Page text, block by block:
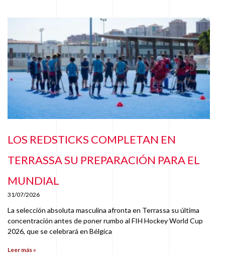
LOS REDSTICKS COMPLETAN EN
TERRASSA SU PREPARACIÓN PARA EL
MUNDIAL
31/07/2026
La selección absoluta masculina afronta en Terrassa su última
concentración antes de poner rumbo al FIH Hockey World Cup
2026, que se celebrará en Bélgica
Leer más »